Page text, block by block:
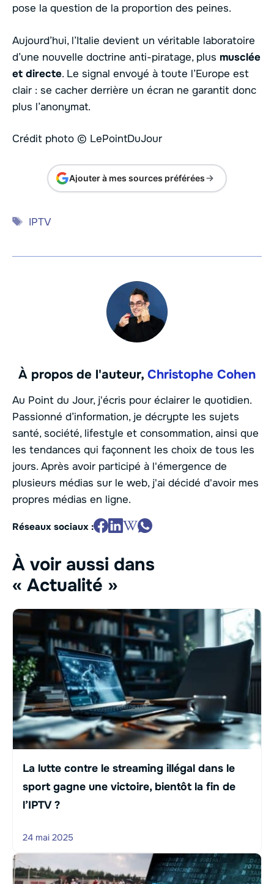
pose la question de la proportion des peines.
Aujourd’hui, l’Italie devient un véritable laboratoire
d’une nouvelle doctrine anti-piratage, plus musclée
et directe. Le signal envoyé à toute l’Europe est
clair : se cacher derrière un écran ne garantit donc
plus l’anonymat.
Crédit photo © LePointDuJour
Ajouter à mes sources préférées
Étiquettes
IPTV
À propos de l'auteur, Christophe Cohen
Au Point du Jour, j'écris pour éclairer le quotidien.
Passionné d’information, je décrypte les sujets
santé, société, lifestyle et consommation, ainsi que
les tendances qui façonnent les choix de tous les
jours. Après avoir participé à l'émergence de
plusieurs médias sur le web, j'ai décidé d'avoir mes
propres médias en ligne.
Réseaux sociaux :
À voir aussi dans
« Actualité »
La lutte contre le streaming illégal dans le
sport gagne une victoire, bientôt la fin de
l’IPTV ?
24 mai 2025